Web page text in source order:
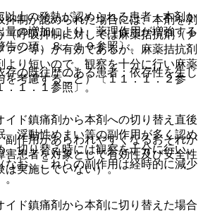
上の発熱が認められる患者：本剤か
量の増加により、薬理作用が増強する
の項、８．１０参照〕。
の既往歴のある患者：依存性を生じ
１．１参照〕。
副作用があらわれやすくなるおそれが
害患者を対象として有効性及び安全性
は実施していない）。
制が認められた場合には、本剤を剥
（呼吸抑制に対しては麻薬拮抗剤（ナ
ァン等）が有効であるが、麻薬拮抗剤
より短いので、観察を十分に行い麻薬
を考慮すること）〔１１．１．２参
ド鎮痛剤から本剤への切り替え直後
、浮動性めまい等の副作用が多く認め
、切り替え時には観察を十分に行い、
なお、これらの副作用は経時的に減少
ド鎮痛剤から本剤に切り替えた場合